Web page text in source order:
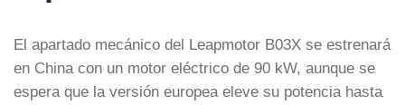
El apartado mecánico del Leapmotor B03X se estrenará
en China con un motor eléctrico de 90 kW, aunque se
espera que la versión europea eleve su potencia hasta